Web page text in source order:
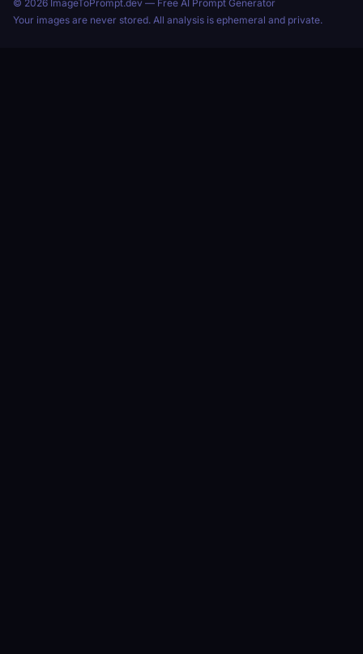
© 2026 ImageToPrompt.dev — Free AI Prompt Generator
Your images are never stored. All analysis is ephemeral and private.